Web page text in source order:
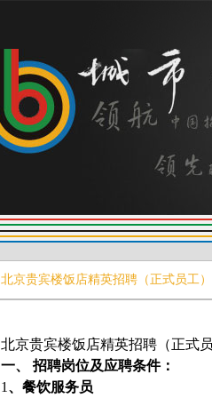
北京贵宾楼饭店精英招聘（正式员工）
北京贵宾楼饭店精英招聘（正式
一、 招聘岗位及应聘条件：
1 、餐饮服务员